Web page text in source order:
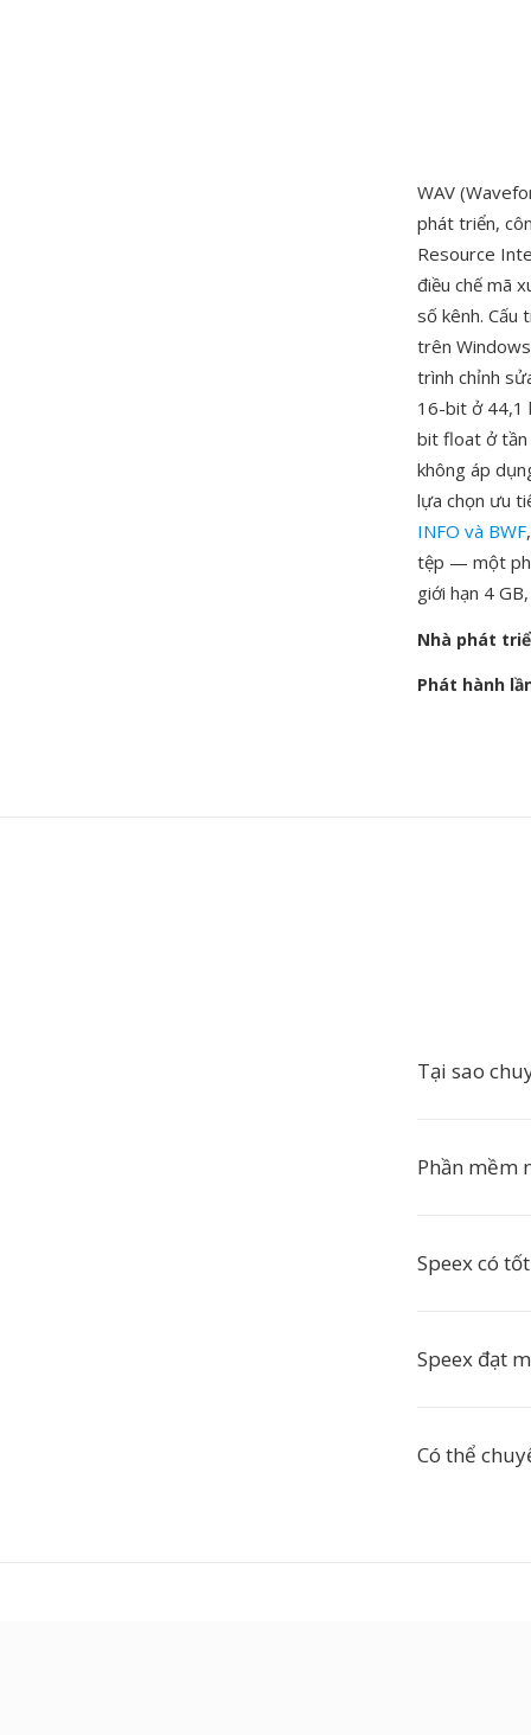
WAV
phát triển,
Resource
điều chế mã
số kênh. Cấu
trên
trình chỉnh
16-bit ở 44,1
bit float ở tần
không áp
lựa chọn ưu
INFO và BWF
tệp — một
giới hạn 4
Nhà phát
Phát hành
Tại sao
Phần mềm
Speex có
Speex đạt
Có thể